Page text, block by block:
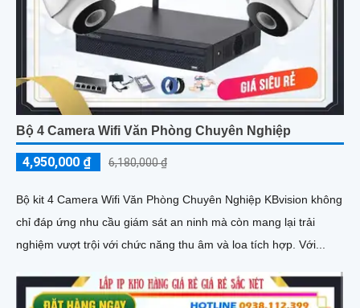
Bộ 4 Camera Wifi Văn Phòng Chuyên Nghiệp
4,950,000 ₫ 6,180,000 ₫
Bộ kit 4 Camera Wifi Văn Phòng Chuyên Nghiệp KBvision không
chỉ đáp ứng nhu cầu giám sát an ninh mà còn mang lại trải
nghiệm vượt trội với chức năng thu âm và loa tích hợp. Với...